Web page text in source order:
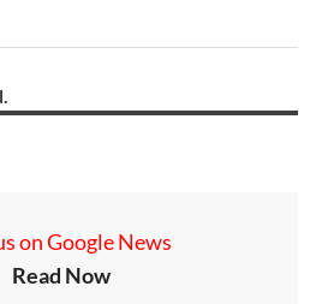
on Google News
Read Now